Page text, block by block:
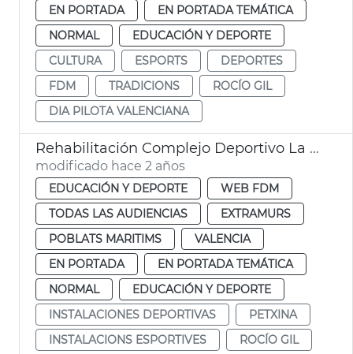
EN PORTADA
EN PORTADA TEMÁTICA
NORMAL
EDUCACIÓN Y DEPORTE
CULTURA
ESPORTS
DEPORTES
FDM
TRADICIONS
ROCÍO GIL
DIA PILOTA VALENCIANA
Rehabilitación Complejo Deportivo La Petxina
modificado hace 2 años
EDUCACIÓN Y DEPORTE
WEB FDM
TODAS LAS AUDIENCIAS
EXTRAMURS
POBLATS MARITIMS
VALENCIA
EN PORTADA
EN PORTADA TEMÁTICA
NORMAL
EDUCACIÓN Y DEPORTE
INSTALACIONES DEPORTIVAS
PETXINA
INSTALACIONS ESPORTIVES
ROCÍO GIL